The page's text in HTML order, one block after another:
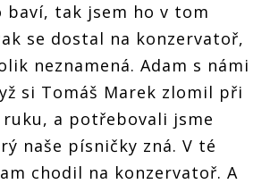
baví, tak jsem ho v tom
se dostal na konzervatoř,
neznamená. Adam s námi
si Tomáš Marek zlomil při
ruku, a potřebovali jsme
naše písničky zná. V té
chodil na konzervatoř. A